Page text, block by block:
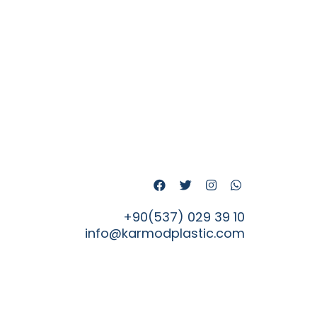
+90(537) 029 39 10
info@karmodplastic.com